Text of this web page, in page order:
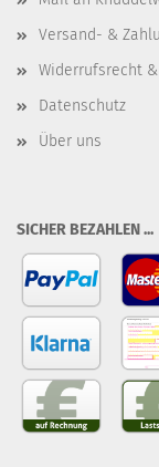
Versand- &
Widerrufsrecht
Datenschutz
Über uns
SICHER BEZAHLEN ...